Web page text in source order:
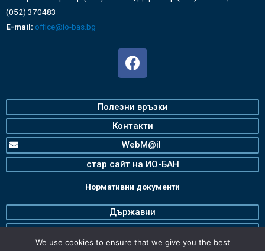
(052) 370483
E-mail: office@io-bas.bg
Полезни връзки
Контакти
WebM@il
стар сайт на ИО-БАН
Нормативни документи
Държавни
Българска Академия на Науките
We use cookies to ensure that we give you the best